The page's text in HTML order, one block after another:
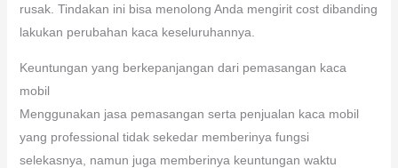
rusak. Tindakan ini bisa menolong Anda mengirit cost dibanding
lakukan perubahan kaca keseluruhannya.
Keuntungan yang berkepanjangan dari pemasangan kaca
mobil
Menggunakan jasa pemasangan serta penjualan kaca mobil
yang professional tidak sekedar memberinya fungsi
selekasnya, namun juga memberinya keuntungan waktu